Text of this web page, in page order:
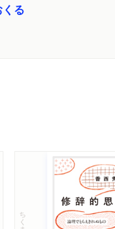
くる
ちくま学芸文庫